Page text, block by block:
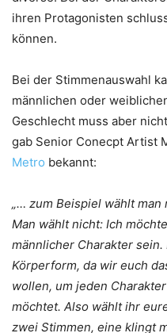
ihren Protagonisten
können.
Bei der Stimmenauswahl
männlichen oder
Geschlecht muss aber
gab Senior Conecpt Artist
Metro bekannt:
„… zum Beispiel wählt
Man wählt nicht: Ich
männlicher Charakter
Körperform, da wir euch
wollen, um jeden
möchtet. Also wählt ihr
zwei Stimmen, eine klingt